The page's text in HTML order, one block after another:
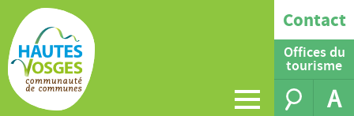
Contact
Offices du
tourisme
A